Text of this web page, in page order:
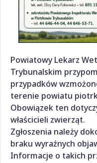
Powiatowy Lekarz
Trybunalskim
przypadków
terenie powiatu
Obowiązek ten
właścicieli zwierząt.
Zgłoszenia należy
braku wyraźnych
Informacje o takich